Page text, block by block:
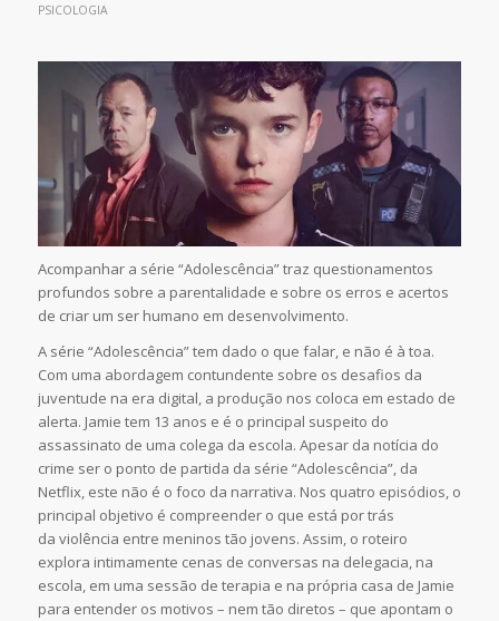
PSICOLOGIA
Acompanhar a série “Adolescência” traz questionamentos
profundos sobre a parentalidade e sobre os erros e acertos
de criar um ser humano em desenvolvimento.
A série “Adolescência” tem dado o que falar, e não é à toa.
Com uma abordagem contundente sobre os desafios da
juventude na era digital, a produção nos coloca em estado de
alerta. Jamie tem 13 anos e é o principal suspeito do
assassinato de uma colega da escola. Apesar da notícia do
crime ser o ponto de partida da série “Adolescência”, da
Netflix, este não é o foco da narrativa. Nos quatro episódios, o
principal objetivo é compreender o que está por trás
da violência entre meninos tão jovens. Assim, o roteiro
explora intimamente cenas de conversas na delegacia, na
escola, em uma sessão de terapia e na própria casa de Jamie
para entender os motivos – nem tão diretos – que apontam o